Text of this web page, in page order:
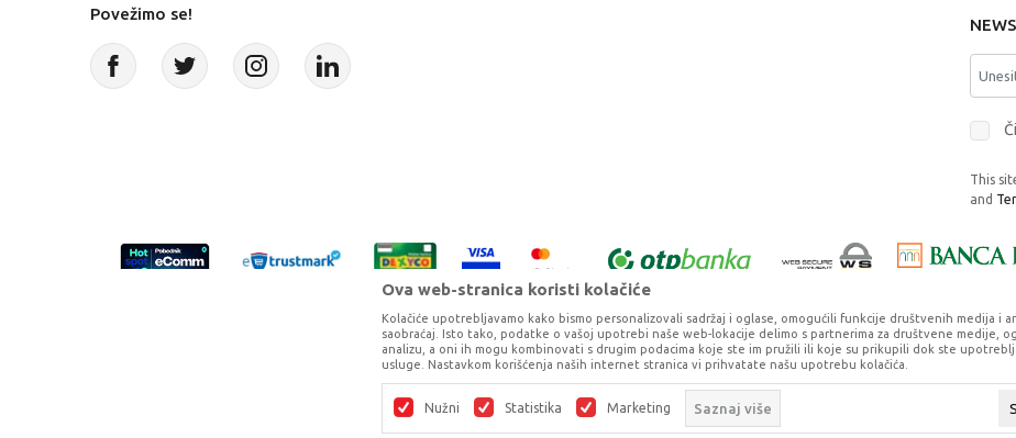
Povežimo se!
This
and
Proizvode na sajtu nastojimo da opišemo što je preciznije moguće, ali ne možemo garantovati da su svi podaci i
potpunosti kompletni i bez grešaka. Svi artikli prikazani na sajtu su deo naše ponude, ali ne podrazumeva da su
www.dexy.co.rs, IzradaNB SOFT
Ova web-stranica koristi kolačiće
Kolačiće upotrebljavamo kako bismo personalizovali sadržaj i oglase, omogućili funkcije društvenih medija i
saobraćaj. Isto tako, podatke o vašoj upotrebi naše web-lokacije delimo s partnerima za društvene medije,
analizu, a oni ih mogu kombinovati s drugim podacima koje ste im pružili ili koje su prikupili dok ste
usluge. Nastavkom korišćenja naših internet stranica vi prihvatate našu upotrebu kolačića.
Nužni Statistika Marketing Saznaj više